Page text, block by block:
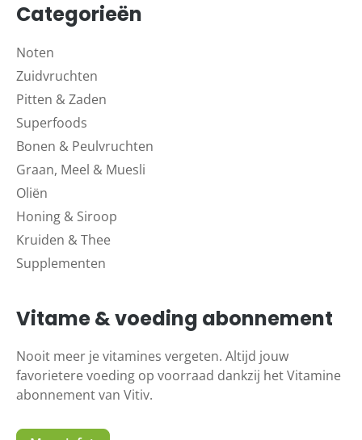
Categorieën
Noten
Zuidvruchten
Pitten & Zaden
Superfoods
Bonen & Peulvruchten
Graan, Meel & Muesli
Oliën
Honing & Siroop
Kruiden & Thee
Supplementen
Vitame & voeding abonnement
Nooit meer je vitamines vergeten. Altijd jouw
favorietere voeding op voorraad dankzij het Vitamine
abonnement van Vitiv.